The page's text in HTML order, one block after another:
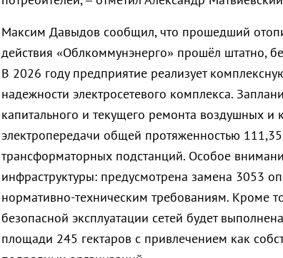
Максим Давыдов сообщил, что прошедший
действия «Облкоммунэнерго» прошёл штатно,
В 2026 году предприятие реализует
надежности электросетевого комплекса.
капитального и текущего ремонта воздушных и
электропередачи общей протяженностью
трансформаторных подстанций. Особое
инфраструктуры: предусмотрена замена 3053
нормативно-техническим требованиям. Кроме
безопасной эксплуатации сетей будет
площади 245 гектаров с привлечением как